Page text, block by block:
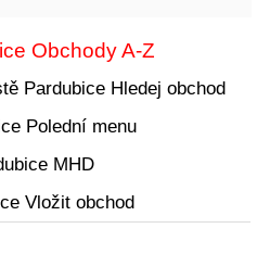
Obchody A-Z
Hledej obchod
Polední menu
MHD
Vložit obchod